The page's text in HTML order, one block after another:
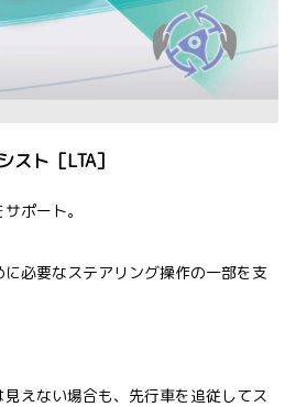
スト［LTA］
ポート。
必要なステアリング操作の一部を支
えない場合も、先行車を追従してス